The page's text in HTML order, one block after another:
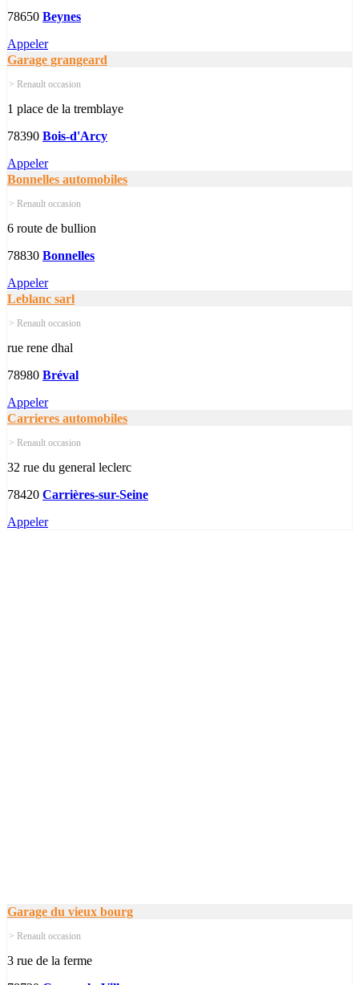
78650 Beynes
Appeler
Garage grangeard
> Renault occasion
1 place de la tremblaye
78390 Bois-d'Arcy
Appeler
Bonnelles automobiles
> Renault occasion
6 route de bullion
78830 Bonnelles
Appeler
Leblanc sarl
> Renault occasion
rue rene dhal
78980 Bréval
Appeler
Carrieres automobiles
> Renault occasion
32 rue du general leclerc
78420 Carrières-sur-Seine
Appeler
Garage du vieux bourg
> Renault occasion
3 rue de la ferme